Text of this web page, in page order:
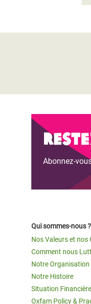
Abonnez-
Qui sommes-nous ?
Nos Valeurs et nos
Comment nous
Notre Organisation
Notre Histoire
Situation
Oxfam Policy &